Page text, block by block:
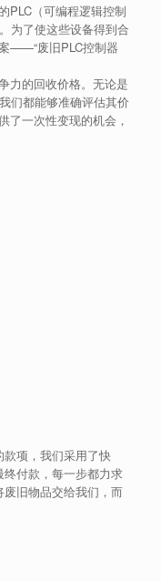
PLC（可编程逻辑控制
为了使这些设备得到合
——“废旧PLC控制器
力的回收价格。无论是
们都能够准确评估其价
了一次性变现的机会，
项，我们采用了快
付款，每一步都力求
旧物品交给我们，而